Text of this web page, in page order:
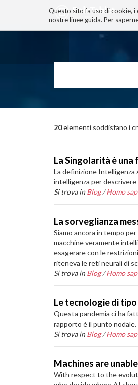
Questo sito fa uso di cookie,
nostre linee guida. Per
navigazione
20elementi soddisfano i
La Singolarità è
La definizione Intelligenza
intelligenza per
Si trova in Blog /Homo
La sorveglianza
Siamo ancora in tempo
macchine veramente
esagerare con le
riteneva le reti neurali di
Si trova in Blog /Homo
Le tecnologie di
Questa pandemia ci ha
rapporto è il punto
Si trova in Blog /Homo
Machines are
With respect to the